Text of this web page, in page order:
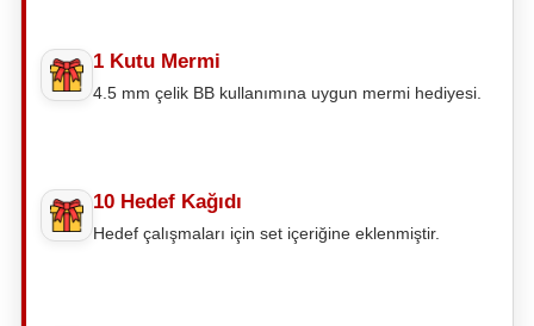
1 Kutu Mermi
4.5 mm çelik BB kullanımına uygun mermi hediyesi.
10 Hedef Kağıdı
Hedef çalışmaları için set içeriğine eklenmiştir.